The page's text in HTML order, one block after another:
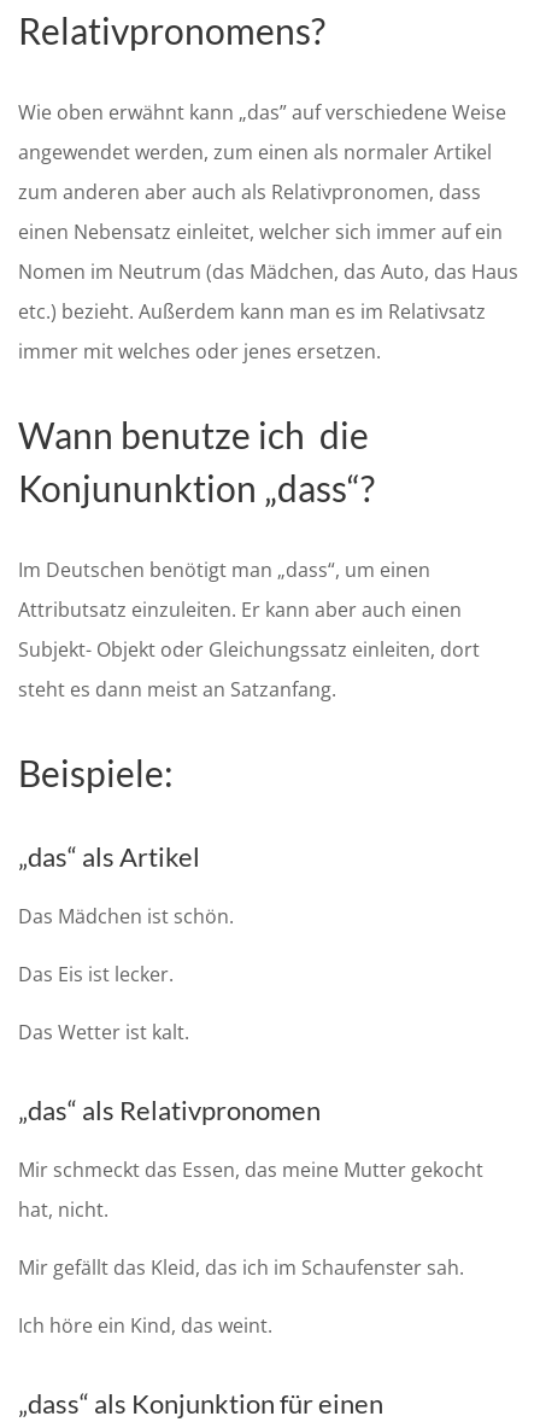
Relativpronomens?
Wie oben erwähnt kann „das” auf verschiedene Weise
angewendet werden, zum einen als normaler Artikel
zum anderen aber auch als Relativpronomen, dass
einen Nebensatz einleitet, welcher sich immer auf ein
Nomen im Neutrum (das Mädchen, das Auto, das Haus
etc.) bezieht. Außerdem kann man es im Relativsatz
immer mit welches oder jenes ersetzen.
Wann benutze ich die
Konjununktion „dass“?
Im Deutschen benötigt man „dass“, um einen
Attributsatz einzuleiten. Er kann aber auch einen
Subjekt- Objekt oder Gleichungssatz einleiten, dort
steht es dann meist an Satzanfang.
Beispiele:
„das“ als Artikel
Das Mädchen ist schön.
Das Eis ist lecker.
Das Wetter ist kalt.
„das“ als Relativpronomen
Mir schmeckt das Essen, das meine Mutter gekocht
hat, nicht.
Mir gefällt das Kleid, das ich im Schaufenster sah.
Ich höre ein Kind, das weint.
„dass“ als Konjunktion für einen